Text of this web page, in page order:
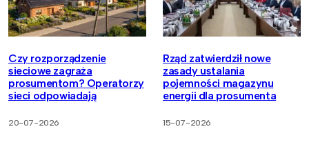
Czy rozporządzenie
sieciowe zagraża
prosumentom? Operatorzy
sieci odpowiadają
20-07-2026
Rząd zatwierdził nowe
zasady ustalania
pojemności magazynu
energii dla prosumenta
15-07-2026